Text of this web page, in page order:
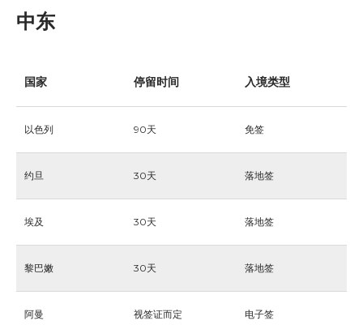
中东
国家 停留时间 入境类型
以色列 90天 免签
约旦 30天 落地签
埃及 30天 落地签
黎巴嫩 30天 落地签
阿曼 视签证而定 电子签